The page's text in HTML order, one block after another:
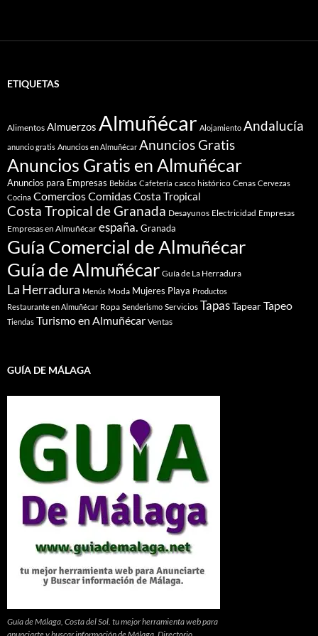
ETIQUETAS
Alimentos Almuerzos Almuñécar Alojamiento Andalucía
anuncio gratis Anuncios en Almuñécar Anuncios Gratis
Anuncios Gratis en Almuñécar
Anuncios para Empresas Bebidas Cafetería casco histórico Cenas Cervezas
Cocina ComerciosComidasCosta Tropical
Costa Tropical de Granada Desayunos Electricidad Empresas
Empresas en Almuñécar españa. Granada
Guía Comercial de Almuñécar
Guía de Almuñécar Guía de La Herradura
La Herradura Menús Moda Mujeres Playa Productos
Restaurante en Almuñécar Ropa Senderismo Servicios TapasTapearTapeo
Tiendas Turismo en Almuñécar Ventas
GUÍA DE MÁLAGA
Guía de Málaga, Costa del Sol. tu mejor herramienta web para